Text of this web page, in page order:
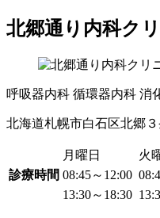
北郷通り内科ク
呼吸器内科 循環器内科 消
北海道札幌市白石区北郷
月曜日 火
診療時間 08:45～12:00
13:30～18:30